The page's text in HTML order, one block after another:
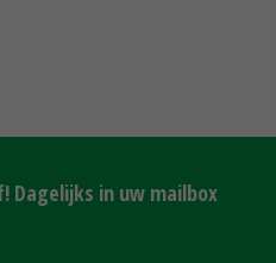
Dagelijks in uw mailbox